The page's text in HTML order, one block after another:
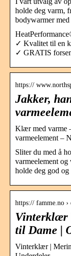
holde deg varm,
bodywarmer
✓ Kvalitet til en
✓ GRATIS
https://
Jakker,
Klær med varme
varmeelement –
Sliter du med å
varmeelement og
holde deg god
https:// famme.no
Vinterklær
til Dame |
Vinterklær |